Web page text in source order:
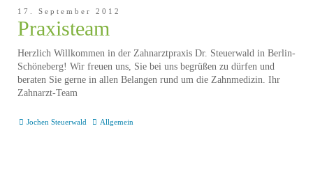
17. September 2012
Praxisteam
Herzlich Willkommen in der Zahnarztpraxis Dr. Steuerwald in Berlin-
Schöneberg! Wir freuen uns, Sie bei uns begrüßen zu dürfen und
beraten Sie gerne in allen Belangen rund um die Zahnmedizin. Ihr
Zahnarzt-Team
Jochen Steuerwald Allgemein